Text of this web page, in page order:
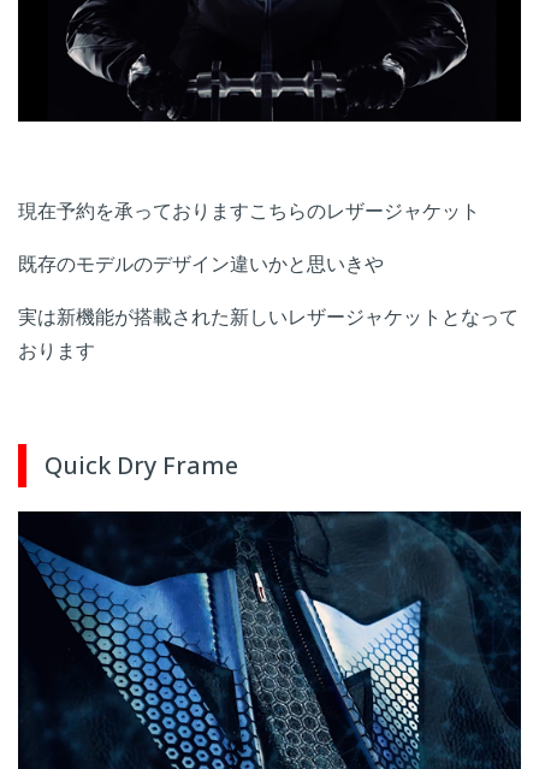
現在予約を承っておりますこちらのレザージャケット
既存のモデルのデザイン違いかと思いきや
実は新機能が搭載された新しいレザージャケットとなって
おります
Quick Dry Frame